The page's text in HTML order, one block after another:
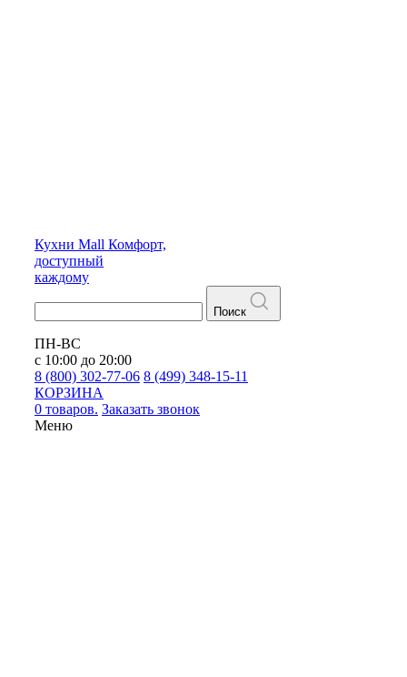
Кухни Mall Комфорт,
доступный
каждому
Поиск
ПН-ВС
с 10:00 до 20:00
8 (800) 302-77-06 8 (499) 348-15-11
КОРЗИНА
0 товаров. Заказать звонок
Меню